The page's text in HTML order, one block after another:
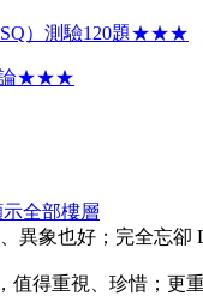
）測驗120題★★★
論★★★
示全部樓層
異象也好；完全忘卻
值得重視、珍惜；更